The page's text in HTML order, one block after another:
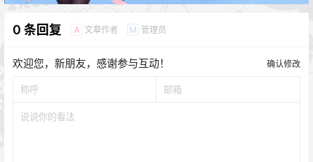
0 条回复 A 文章作者 M 管理员
欢迎您，新朋友，感谢参与互动！ 确认修改